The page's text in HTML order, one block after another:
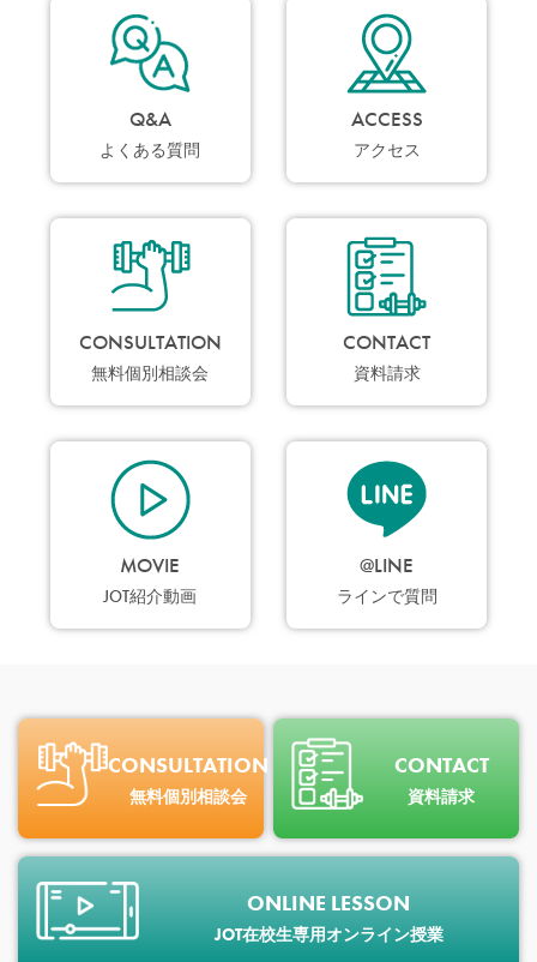
Q&A
よくある質問
ACCESS
アクセス
CONSULTATION
無料個別相談会
CONTACT
資料請求
MOVIE
JOT紹介動画
@LINE
ラインで質問
CONSULTATION
無料個別相談会
CONTACT
資料請求
ONLINE LESSON
JOT在校生専用オンライン授業